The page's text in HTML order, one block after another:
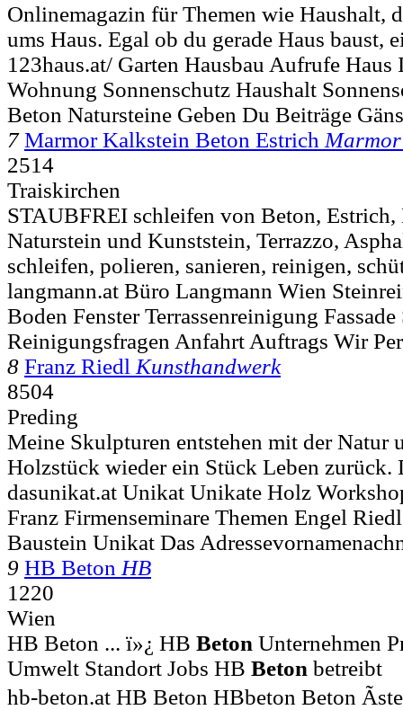
Onlinemagazin für Themen wie Haushalt,
ums Haus. Egal ob du gerade Haus baust,
123haus.at/ Garten Hausbau Aufrufe
Wohnung Sonnenschutz Haushalt
Beton Natursteine Geben Du Beiträge
7 Marmor Kalkstein Beton Estrich
2514
Traiskirchen
STAUBFREI schleifen von Beton,
Naturstein und Kunststein, Terrazzo,
schleifen, polieren, sanieren, reinigen,
langmann.at Büro Langmann Wien
Boden Fenster Terrassenreinigung
Reinigungsfragen Anfahrt Auftrags Wir
8 Franz Riedl Kunsthandwerk
8504
Preding
Meine Skulpturen entstehen mit der Natur
Holzstück wieder ein Stück Leben zurück.
dasunikat.at Unikat Unikate Holz
Franz Firmenseminare Themen Engel
Baustein Unikat Das
9 HB Beton HB
1220
Wien
HB Beton ... ï»¿ HB Beton Unternehmen
Umwelt Standort Jobs HB Beton betreibt
hb-beton.at HB Beton HBbeton Beton